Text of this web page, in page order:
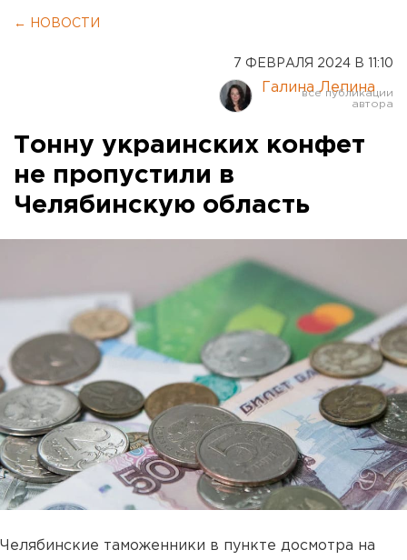
← НОВОСТИ
7 ФЕВРАЛЯ 2024 В 11:10
Галина Лепина
Тонну украинских конфет
не пропустили в
Челябинскую область
Челябинские таможенники в пункте досмотра на